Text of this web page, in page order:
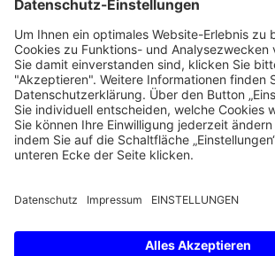
Impressum
Datenschutz